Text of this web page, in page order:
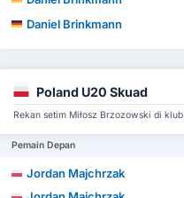
Daniel Brinkmann
Poland U20 Skuad
Rekan setim Miłosz Brzozowski di klub
Pemain Depan
Jordan Majchrzak